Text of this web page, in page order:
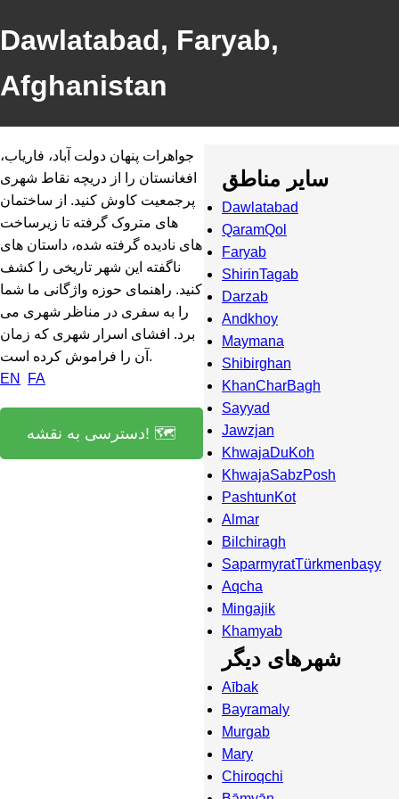
Dawlatabad, Faryab,
Afghanistan
جواهرات پنهان دولت آباد، فاریاب،
افغانستان را از دریچه نقاط شهری
پرجمعیت کاوش کنید. از ساختمان
های متروک گرفته تا زیرساخت
های نادیده گرفته شده، داستان های
ناگفته این شهر تاریخی را کشف
کنید. راهنمای حوزه واژگانی ما شما
را به سفری در مناظر شهری می
برد. افشای اسرار شهری که زمان
آن را فراموش کرده است.
EN
FA
دسترسی به نقشه! 🗺️
سایر مناطق
Dawlatabad
QaramQol
Faryab
ShirinTagab
Darzab
Andkhoy
Maymana
Shibirghan
KhanCharBagh
Sayyad
Jawzjan
KhwajaDuKoh
KhwajaSabzPosh
PashtunKot
Almar
Bilchiragh
SaparmyratTürkmenbaşy
Aqcha
Mingajik
Khamyab
شهرهای دیگر
Aībak
Bayramaly
Murgab
Mary
Chiroqchi